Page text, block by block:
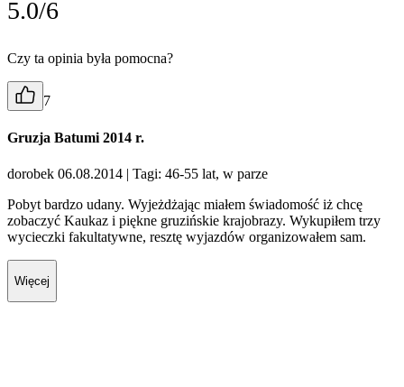
5.0/6
Czy ta opinia była pomocna?
7
Gruzja Batumi 2014 r.
dorobek 06.08.2014 | Tagi: 46-55 lat, w parze
Pobyt bardzo udany. Wyjeżdżając miałem świadomość iż chcę
zobaczyć Kaukaz i piękne gruzińskie krajobrazy. Wykupiłem trzy
wycieczki fakultatywne, resztę wyjazdów organizowałem sam.
Więcej